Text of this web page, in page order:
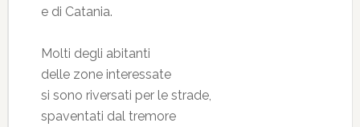
e di Catania.
Molti degli abitanti
delle zone interessate
si sono riversati per le strade,
spaventati dal tremore